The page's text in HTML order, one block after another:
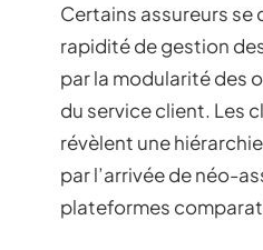
Certains assureurs se
rapidité de gestion
par la modularité des
du service client. Les
révèlent une
par l’arrivée de néo-
plateformes